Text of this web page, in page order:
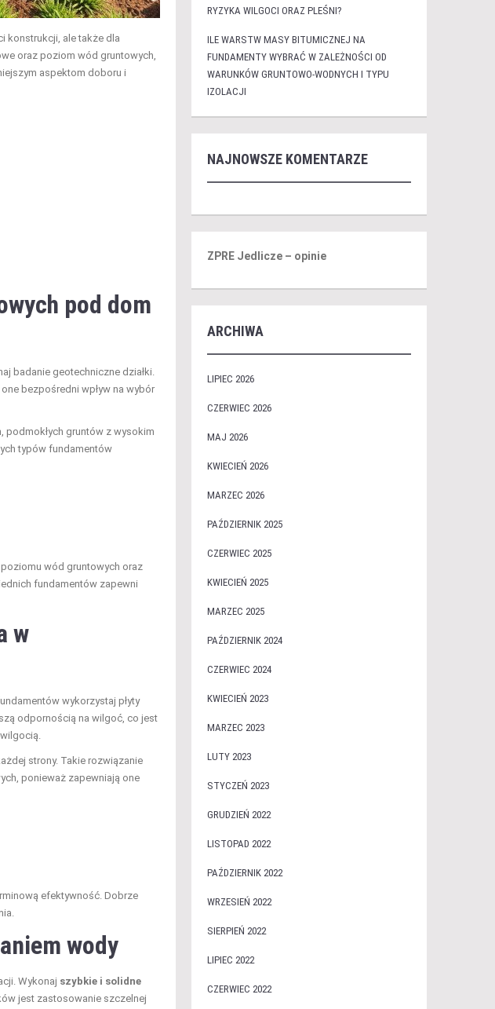
konstrukcji, ale także dla
oraz poziom wód gruntowych,
aspektom doboru i
pod dom
badanie geotechniczne działki.
bezpośredni wpływ na wybór
podmokłych gruntów z wysokim
typów fundamentów
wód gruntowych oraz
fundamentów zapewni
w
wykorzystaj płyty
odpornością na wilgoć, co jest
strony. Takie rozwiązanie
ponieważ zapewniają one
efektywność. Dobrze
wody
Wykonaj szybkie i solidne
jest zastosowanie szczelnej
RYZYKA WILGOCI ORAZ PLEŚNI?
ILE WARSTW MASY BITUMICZNEJ NA
FUNDAMENTY WYBRAĆ W ZALEŻNOŚCI OD
WARUNKÓW GRUNTOWO-WODNYCH I TYPU
IZOLACJI
NAJNOWSZE KOMENTARZE
ZPRE Jedlicze – opinie
ARCHIWA
LIPIEC 2026
CZERWIEC 2026
MAJ 2026
KWIECIEŃ 2026
MARZEC 2026
PAŹDZIERNIK 2025
CZERWIEC 2025
KWIECIEŃ 2025
MARZEC 2025
PAŹDZIERNIK 2024
CZERWIEC 2024
KWIECIEŃ 2023
MARZEC 2023
LUTY 2023
STYCZEŃ 2023
GRUDZIEŃ 2022
LISTOPAD 2022
PAŹDZIERNIK 2022
WRZESIEŃ 2022
SIERPIEŃ 2022
LIPIEC 2022
CZERWIEC 2022